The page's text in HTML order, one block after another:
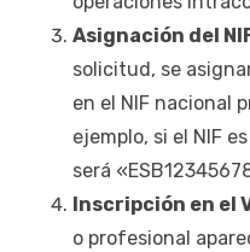
Asignación del
solicitud, se
en el NIF nacional
ejemplo, si el NIF
será
Inscripción en el
o profesional